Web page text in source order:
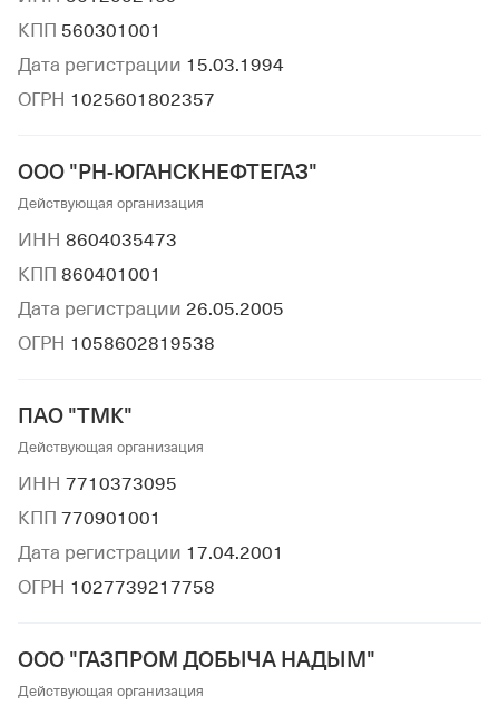
КПП 560301001
Дата регистрации 15.03.1994
ОГРН 1025601802357
ООО "РН-ЮГАНСКНЕФТЕГАЗ"
Действующая организация
ИНН 8604035473
КПП 860401001
Дата регистрации 26.05.2005
ОГРН 1058602819538
ПАО "ТМК"
Действующая организация
ИНН 7710373095
КПП 770901001
Дата регистрации 17.04.2001
ОГРН 1027739217758
ООО "ГАЗПРОМ ДОБЫЧА НАДЫМ"
Действующая организация